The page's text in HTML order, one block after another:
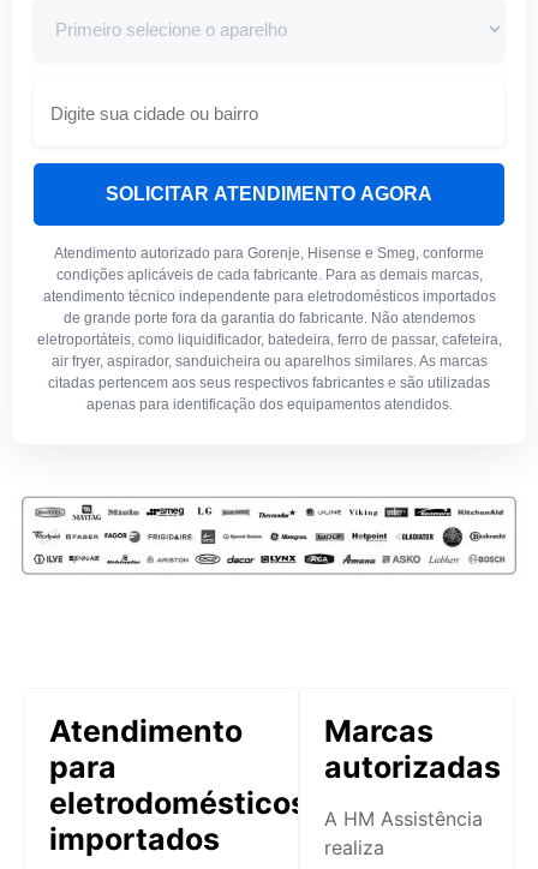
SOLICITAR ATENDIMENTO AGORA
Atendimento autorizado para Gorenje, Hisense e Smeg, conforme
condições aplicáveis de cada fabricante. Para as demais marcas,
atendimento técnico independente para eletrodomésticos importados
de grande porte fora da garantia do fabricante. Não atendemos
eletroportáteis, como liquidificador, batedeira, ferro de passar, cafeteira,
air fryer, aspirador, sanduicheira ou aparelhos similares. As marcas
citadas pertencem aos seus respectivos fabricantes e são utilizadas
apenas para identificação dos equipamentos atendidos.
Atendimento
para
eletrodomésticos
importados
Marcas
autorizadas
A HM Assistência
realiza